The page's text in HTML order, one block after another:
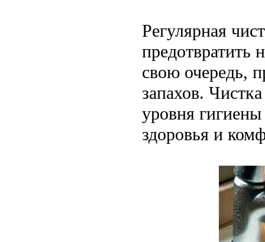
Регулярная
предотвратить
свою очередь,
запахов.
уровня
здоровья и